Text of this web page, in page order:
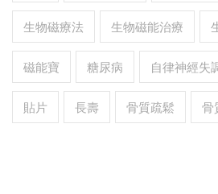
生物磁療法 生物磁能治療
磁能寶 糖尿病 自律神經失
貼片 長壽 骨質疏鬆 骨